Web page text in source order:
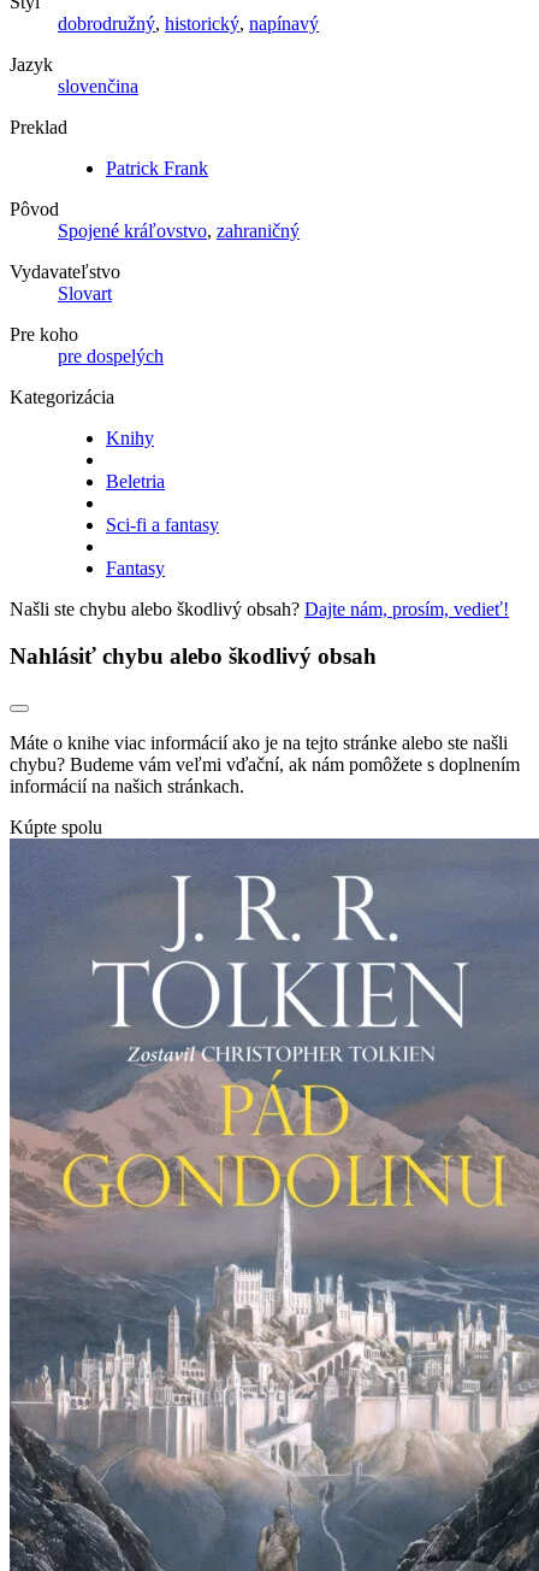
dobrodružný, historický, napínavý
Jazyk
slovenčina
Preklad
Patrick Frank
Pôvod
Spojené kráľovstvo, zahraničný
Vydavateľstvo
Slovart
Pre koho
pre dospelých
Kategorizácia
Knihy
Beletria
Sci-fi a fantasy
Fantasy
Našli ste chybu alebo škodlivý obsah? Dajte nám, prosím, vedieť!
Nahlásiť chybu alebo škodlivý obsah
Máte o knihe viac informácií ako je na tejto stránke alebo ste našli
chybu? Budeme vám veľmi vďační, ak nám pomôžete s doplnením
informácií na našich stránkach.
Kúpte spolu